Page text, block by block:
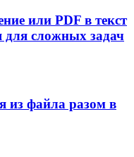
или PDF в текст
сложных задач
из файла разом в